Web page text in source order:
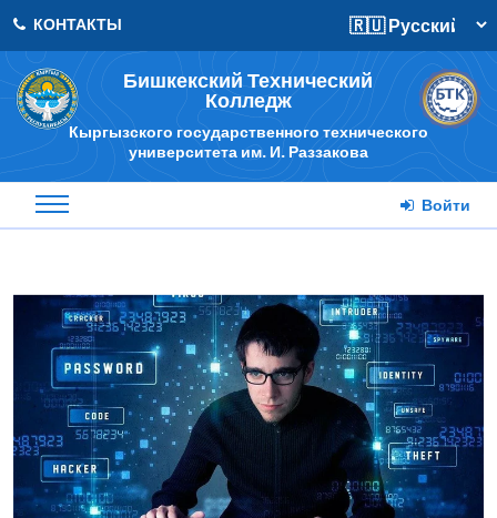
КОНТАКТЫ
Бишкекский Технический
Колледж
Кыргызского государственного технического
университета им. И. Раззакова
Войти